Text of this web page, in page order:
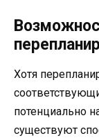
Хотя
потенциально
существуют